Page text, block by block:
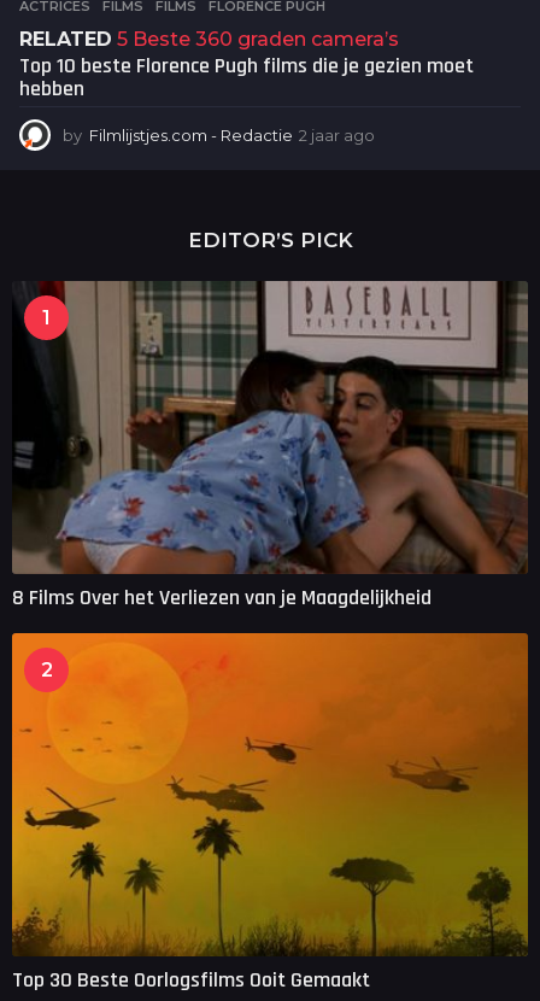
ACTRICES ,FILMS FILMS ,FLORENCE PUGH
RELATED 5 Beste 360 graden camera’s
Top 10 beste Florence Pugh films die je gezien moet
hebben
by Filmlijstjes.com - Redactie 2 jaar ago
EDITOR’S PICK
1
8 Films Over het Verliezen van je Maagdelijkheid
2
Top 30 Beste Oorlogsfilms Ooit Gemaakt